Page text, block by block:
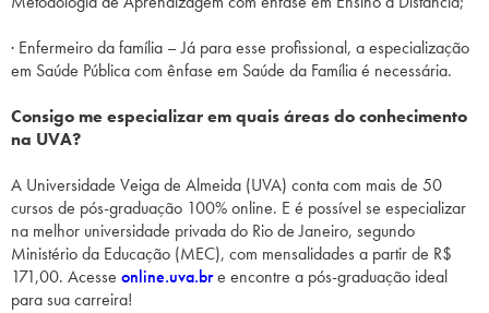
· Enfermeiro da família – Já para esse profissional, a especialização
em Saúde Pública com ênfase em Saúde da Família é necessária.
Consigo me especializar em quais áreas do conhecimento
na UVA?
A Universidade Veiga de Almeida (UVA) conta com mais de 50
cursos de pós-graduação 100% online. E é possível se especializar
na melhor universidade privada do Rio de Janeiro, segundo
Ministério da Educação (MEC), com mensalidades a partir de R$
171,00. Acesse online.uva.bre encontre a pós-graduação ideal
para sua carreira!